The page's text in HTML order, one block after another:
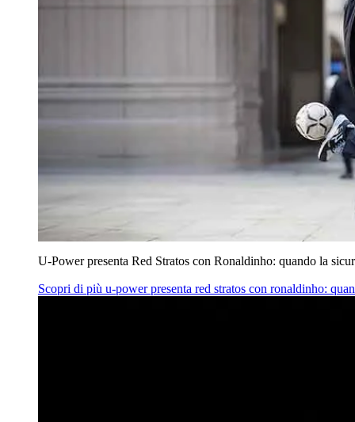
U‑Power presenta Red Stratos con Ronaldinho: quando la
Scopri di più u‑power presenta red stratos con ronaldinho: